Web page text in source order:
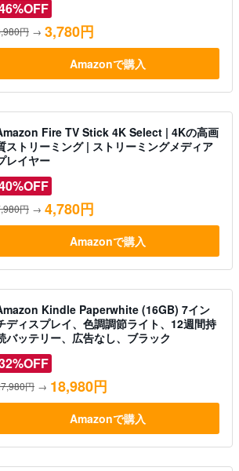
円 → 3,780円
Amazonで購入
Fire TV Stick 4K Select | 4Kの高画
ストリーミング | ストリーミングメディア
レイヤー
円 → 4,780円
Amazonで購入
Kindle Paperwhite (16GB) 7イン
ディスプレイ、色調調節ライト、12週間持
バッテリー、広告なし、ブラック
円 → 18,980円
Amazonで購入